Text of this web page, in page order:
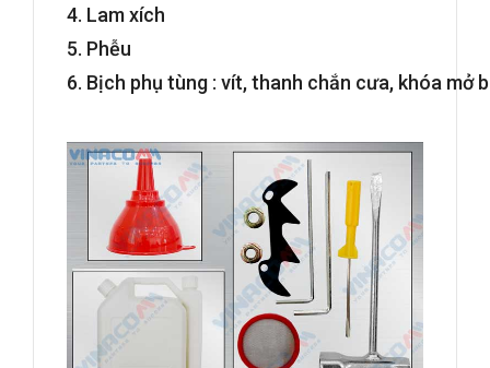
4. Lam xích
5. Phễu
6. Bịch phụ tùng : vít, thanh chắn cưa, khóa mở